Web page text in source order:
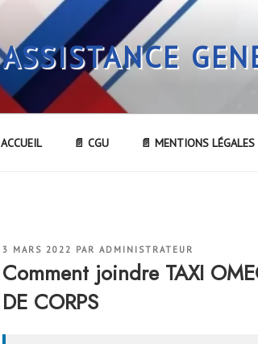
ASSISTANCE
ACCUEIL 📄 CGU 📄 MENTIONS LÉGALES
PUBLIÉ
3 MARS 2022 PAR ADMINISTRATEUR
Comment joindre TAXI
DE CORPS